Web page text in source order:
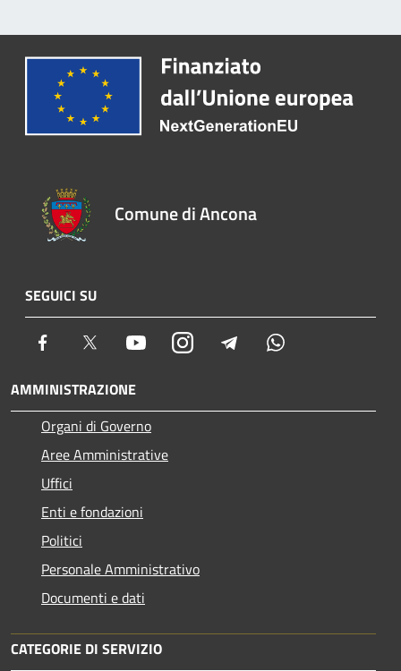
Comune di Ancona
SEGUICI SU
Facebook Twitter YoutubeInstagram Telegram
AMMINISTRAZIONE
Organi di Governo
Aree Amministrative
Uffici
Enti e fondazioni
Politici
Personale Amministrativo
Documenti e dati
CATEGORIE DI SERVIZIO